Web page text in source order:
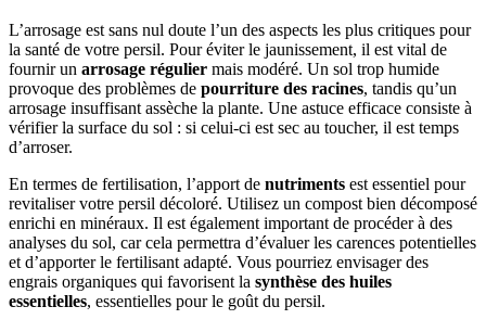
L’arrosage est sans nul doute l’un des aspects les plus critiques pour
la santé de votre persil. Pour éviter le jaunissement, il est vital de
fournir un arrosage régulier mais modéré. Un sol trop humide
provoque des problèmes de pourriture des racines, tandis qu’un
arrosage insuffisant assèche la plante. Une astuce efficace consiste à
vérifier la surface du sol : si celui-ci est sec au toucher, il est temps
d’arroser.
En termes de fertilisation, l’apport de nutriments est essentiel pour
revitaliser votre persil décoloré. Utilisez un compost bien décomposé
enrichi en minéraux. Il est également important de procéder à des
analyses du sol, car cela permettra d’évaluer les carences potentielles
et d’apporter le fertilisant adapté. Vous pourriez envisager des
engrais organiques qui favorisent la synthèse des huiles
essentielles, essentielles pour le goût du persil.